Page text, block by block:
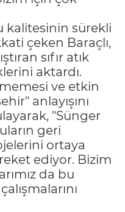
kalitesinin sürekli
çeken Baraçlı,
sıfır atık
aktardı.
ve etkin
anlayışını
"Sünger
geri
ortaya
ediyor. Bizim
da bu